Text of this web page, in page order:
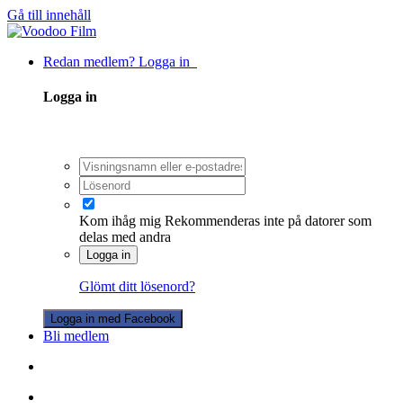
Gå till innehåll
Redan medlem? Logga in
Logga in
Kom ihåg mig Rekommenderas inte på datorer som
delas med andra
Logga in
Glömt ditt lösenord?
Logga in med Facebook
Bli medlem